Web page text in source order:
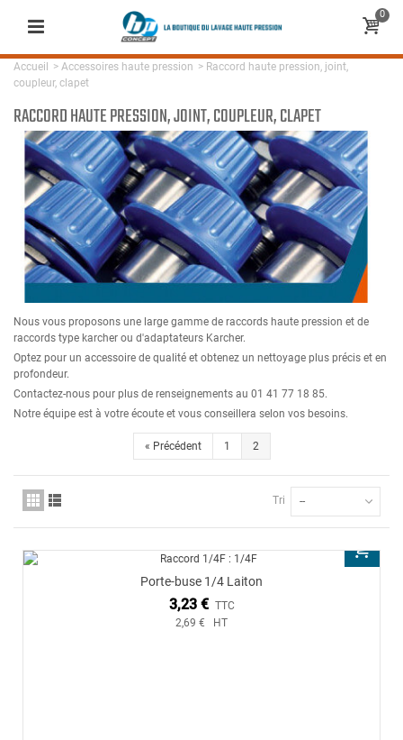
0
Accueil > Accessoires haute pression > Raccord haute pression, joint,
coupleur, clapet
RACCORD HAUTE PRESSION, JOINT, COUPLEUR, CLAPET
Nous vous proposons une large gamme de raccords haute pression et de
raccords type karcher ou d'adaptateurs Karcher.
Optez pour un accessoire de qualité et obtenez un nettoyage plus précis et en
profondeur.
Contactez-nous pour plus de renseignements au 01 41 77 18 85.
Notre équipe est à votre écoute et vous conseillera selon vos besoins.
« Précédent 1 2
Tri --
Porte-buse 1/4 Laiton
3,23 € TTC
2,69 € HT